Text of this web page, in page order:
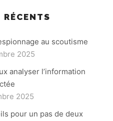
au scoutisme
2025
analyser l’information
2025
pour un pas de deux